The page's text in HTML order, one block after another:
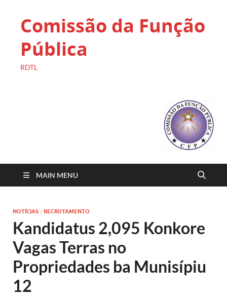
Comissão da Função
Pública
RDTL
MAIN MENU
NOTÍCIAS / RECRUTAMENTO
Kandidatus 2,095 Konkore
Vagas Terras no
Propriedades ba Munisípiu
12